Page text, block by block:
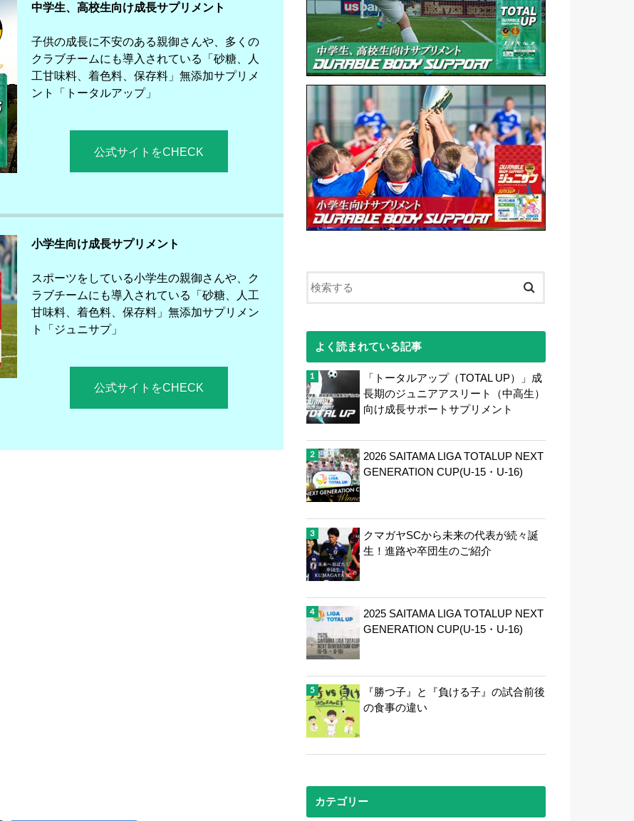
中学生、高校生向け成長サプリメント
子供の成長に不安のある親御さんや、多くの
クラブチームにも導入されている「砂糖、人
工甘味料、着色料、保存料」無添加サプリメ
ント「トータルアップ」
公式サイトをCHECK
小学生向け成長サプリメント
スポーツをしている小学生の親御さんや、ク
ラブチームにも導入されている「砂糖、人工
甘味料、着色料、保存料」無添加サプリメン
ト「ジュニサプ」
公式サイトをCHECK
よく読まれている記事
「トータルアップ（TOTAL UP）」成
長期のジュニアアスリート（中高生）
向け成長サポートサプリメント
2026 SAITAMA LIGA TOTALUP NEXT
GENERATION CUP(U-15・U-16)
クマガヤSCから未来の代表が続々誕
生！進路や卒団生のご紹介
2025 SAITAMA LIGA TOTALUP NEXT
GENERATION CUP(U-15・U-16)
『勝つ子』と『負ける子』の試合前後
の食事の違い
カテゴリー